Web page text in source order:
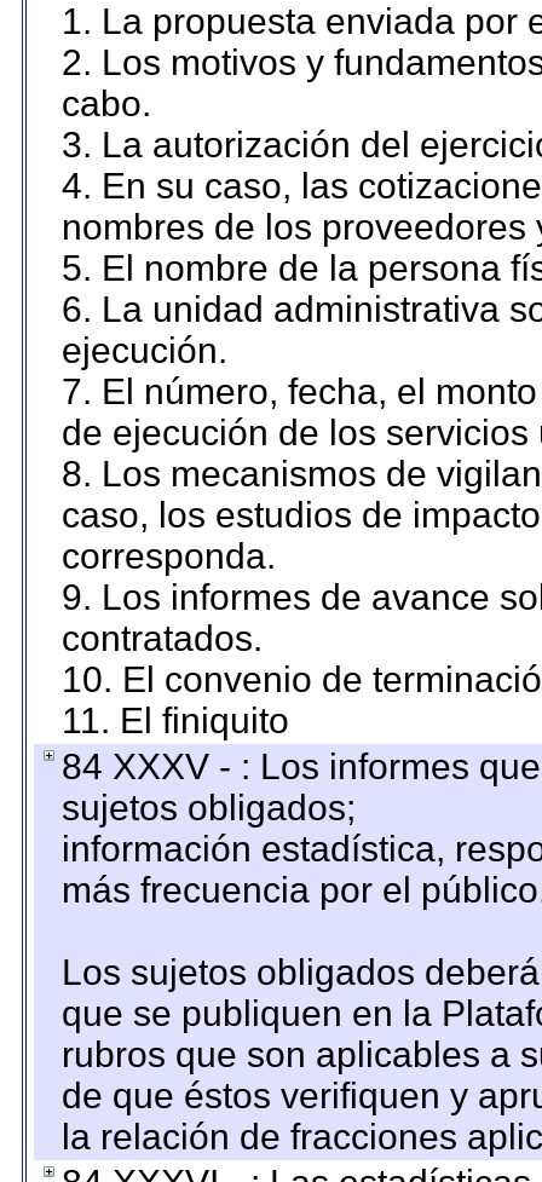
1. La propuesta enviada por
2. Los motivos y
cabo.
3. La autorización del
4. En su caso, las
nombres de los proveedores
5. El nombre de la persona
6. La unidad administrativa
ejecución.
7. El número, fecha, el
de ejecución de los servicios
8. Los mecanismos de
caso, los estudios de
corresponda.
9. Los informes de avance
contratados.
10. El convenio de
11. El finiquito
84 XXXV - : Los informes
sujetos obligados;
información estadística,
más frecuencia por el
Los sujetos obligados
que se publiquen en la
rubros que son aplicables a
de que éstos verifiquen y
la relación de fracciones